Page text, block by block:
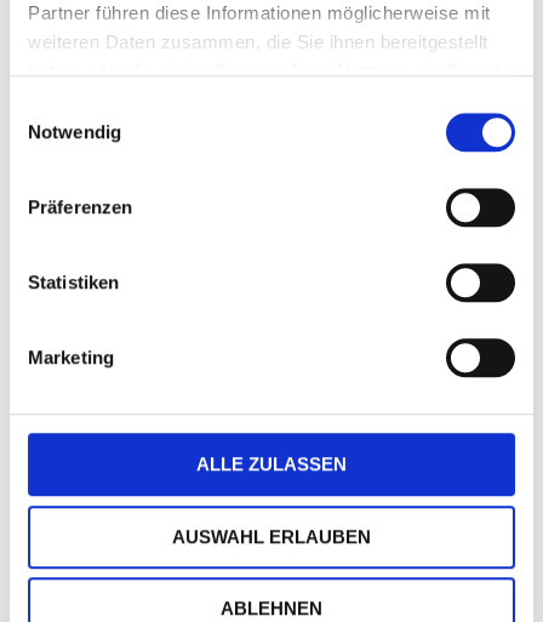
Partner führen diese Informationen möglicherweise mit
weiteren Daten zusammen, die Sie ihnen bereitgestellt
Notwendig
Präferenzen
Statistiken
Marketing
ALLE ZULASSEN
AUSWAHL ERLAUBEN
ABLEHNEN
Mit Eindruck
Die Mindestbestellmenge dieses Artikels ist 5.
12,95 €
inkl. MwSt.|zzgl. MwSt.
zzgl. Spendenanteil in Höhe von
GESTALTUNG ÜBERNEHMEN
DETAILS
ÄRZTE OHNE GRENZEN-Edition - mit Farblogo der
Organisation auf der Kartenrückseite